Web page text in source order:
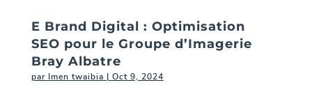
E Brand Digital : Optimisation
SEO pour le Groupe d’Imagerie
Bray Albatre
par Imen twaibia | Oct 9, 2024